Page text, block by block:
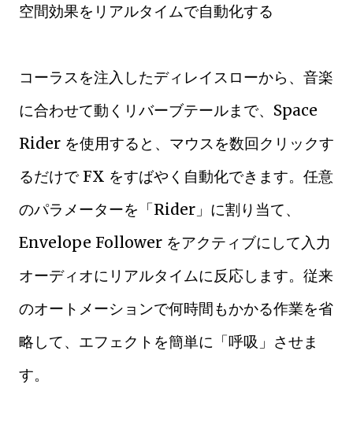
空間効果をリアルタイムで自動化する
コーラスを注入したディレイスローから、音楽
に合わせて動くリバーブテールまで、Space
Rider を使用すると、マウスを数回クリックす
るだけで FX をすばやく自動化できます。任意
のパラメーターを「Rider」に割り当て、
Envelope Follower をアクティブにして入力
オーディオにリアルタイムに反応します。従来
のオートメーションで何時間もかかる作業を省
略して、エフェクトを簡単に「呼吸」させま
す。